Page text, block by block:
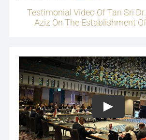
Testimonial Video Of Tan Sri
Aziz On The Establishment
Play